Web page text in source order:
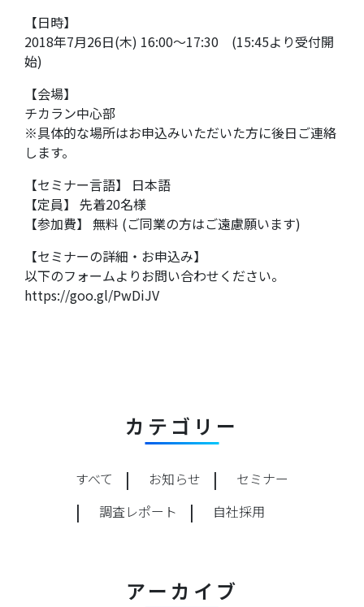
【日時】
2018年7月26日(木) 16:00～17:30 (15:45より受付開
始)
【会場】
チカラン中心部
※具体的な場所はお申込みいただいた方に後日ご連絡
します。
【セミナー言語】 日本語
【定員】 先着20名様
【参加費】 無料 (ご同業の方はご遠慮願います)
【セミナーの詳細・お申込み】
以下のフォームよりお問い合わせください。
https://goo.gl/PwDiJV
カテゴリー
すべて お知らせ
セミナー
調査レポート
自社採用
アーカイブ